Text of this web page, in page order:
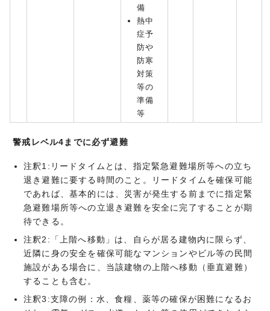
備
熱中
症予
防や
防寒
対策
等の
準備
等
警戒レベル4までに必ず避難
注釈1:リードタイムとは、指定緊急避難場所等への立ち
退き避難に要する時間のこと。リードタイムを確保可能
であれば、基本的には、災害が発生する前までに指定緊
急避難場所等への立退き避難を安全に完了することが期
待できる。
注釈2:「上階へ移動」は、自らが居る建物内に限らず、
近隣に身の安全を確保可能なマンションやビル等の民間
施設がある場合に、当該建物の上階へ移動（垂直避難）
することも含む。
注釈3:支障の例：水、食糧、薬等の確保が困難になるお